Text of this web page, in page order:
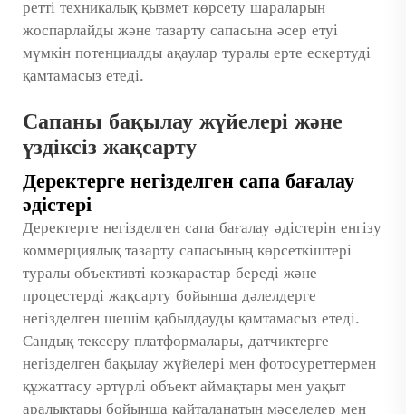
ретті техникалық қызмет көрсету шараларын
жоспарлайды және тазарту сапасына әсер етуі
мүмкін потенциалды ақаулар туралы ерте ескертуді
қамтамасыз етеді.
Сапаны бақылау жүйелері және
үздіксіз жақсарту
Деректерге негізделген сапа бағалау
әдістері
Деректерге негізделген сапа бағалау әдістерін енгізу
коммерциялық тазарту сапасының көрсеткіштері
туралы объективті көзқарастар береді және
процестерді жақсарту бойынша дәлелдерге
негізделген шешім қабылдауды қамтамасыз етеді.
Сандық тексеру платформалары, датчиктерге
негізделген бақылау жүйелері мен фотосуреттермен
құжаттасу әртүрлі объект аймақтары мен уақыт
аралықтары бойынша қайталанатын мәселелер мен